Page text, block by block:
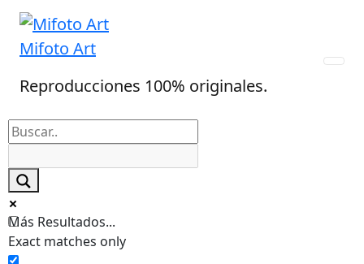
Skip
content
Mifoto Art
Reproducciones 100% originales.
Más Resultados...
Exact matches only